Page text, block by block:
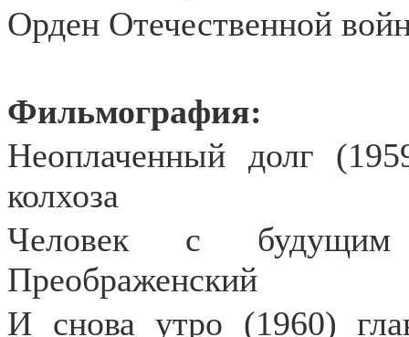
Орден Отечественной
Фильмография:
Неоплаченный долг
колхоза
Человек с
Преображенский
И снова утро (1960)